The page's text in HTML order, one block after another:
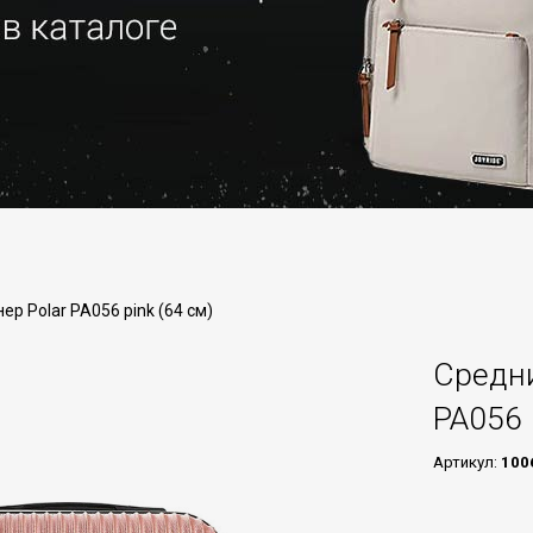
Polar РА056 pink (64 см)
РА056
Артикул: